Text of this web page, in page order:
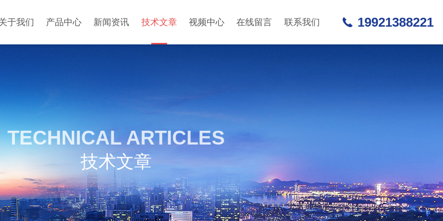
于我们 产品中心 新闻资讯 技术文章 视频中心 在线留言 联系我们 19921388221
TECHNICAL ARTICLES
技术文章